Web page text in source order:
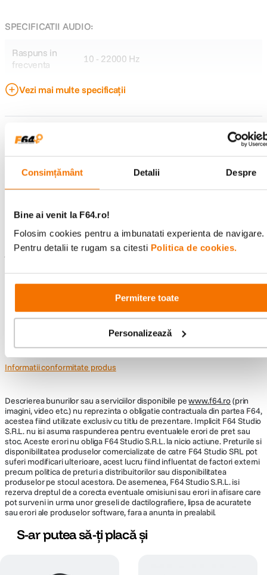
Consimțământ Detalii Despre
Bine ai venit la F64.ro!
Folosim cookies pentru a imbunatati experienta de navigare.
Pentru detalii te rugam sa citesti Politica de cookies.
Permitere toate
Personalizează
SPECIFICATII AUDIO:
Raspuns in
frecventa
10 - 22000 Hz
Impedanta
36 Ω
Tip casti Studio
Design Over Ear
Anulare zgomot da
Diametru driver 40mm
RKRK253
Vezi mai multe specificații
Raportează o eroare
Scrie prima recenzie
Nu găsești răspunsul pe care îl cauți?
Pune o întrebare
Informatii conformitate produs
Descrierea bunurilor sau a serviciilor disponibile pewww.f64.ro(prin
imagini, video etc.) nu reprezinta o obligatie contractuala din partea F64,
acestea fiind utilizate exclusiv cu titlu de prezentare. Implicit F64 Studio
S.R.L. nu isi asuma raspunderea pentru eventualele erori de pret sau
stoc. Aceste erori nu obliga F64 Studio S.R.L. la nicio actiune. Preturile si
disponibilitatea produselor comercializate de catre F64 Studio SRL pot
suferi modificari ulterioare, acest lucru fiind influentat de factori externi
precum politica de preturi a distribuitorilor sau disponibilitatea
produselor pe stocul acestora. De asemenea, F64 Studio S.R.L. isi
rezerva dreptul de a corecta eventuale omisiuni sau erori in afisare care
pot surveni in urma unor greseli de dactilografiere, lipsa de acuratete
sau erori ale produselor software, fara a anunta in prealabil.
S-ar putea să-ți placă și